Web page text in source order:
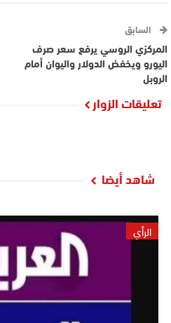
السابق
المركزي الروسي يرفع سعر صرف
اليورو ويخفض الدولار واليوان أمام
الروبل
تعليقات الزوار
شاهد أيضا
الرأي